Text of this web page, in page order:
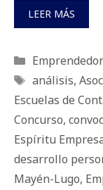
LEER MÁS
Categorías
Etiquetas
análisis,
Escuelas de
Concurso,
Espíritu
desarrollo
Mayén-Lugo,